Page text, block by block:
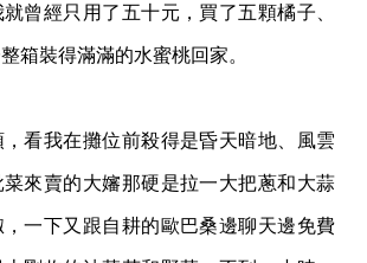
曾經只用了五十元，買了五顆橘子、
箱裝得滿滿的水蜜桃回家。
看我在攤位前殺得是昏天暗地、風雲
來賣的大嬸那硬是拉一大把蔥和大蒜
一下又跟自耕的歐巴桑邊聊天邊免費